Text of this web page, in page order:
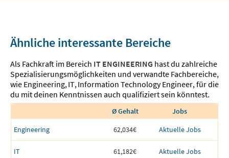
Ähnliche interessante Bereiche
Als Fachkraft im Bereich IT ENGINEERING hast du zahlreiche
Spezialisierungsmöglichkeiten und verwandte Fachbereiche,
wie Engineering,IT,Information Technology Engineer,für die
du mit deinen Kenntnissen auch qualifiziert sein könntest.
Ø Gehalt
Jobs
Engineering
62,034€ Aktuelle Jobs
IT 61,182€ Aktuelle Jobs